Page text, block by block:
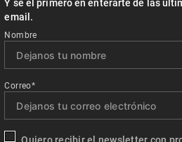
Y se el primero en enterarte de las
email.
Nombre
Correo*